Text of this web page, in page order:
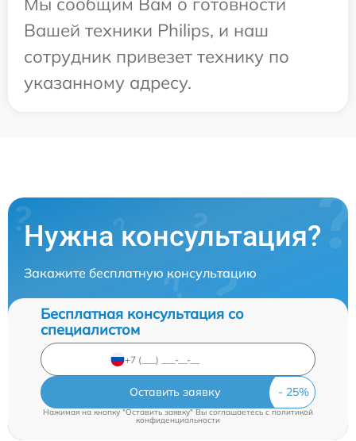
Вашей техники Philips, и наш
сотрудник привезет технику по
указанному адресу.
Нужна консультация?
Закажите бесплатную консультацию
Бесплатная консультация со
специалистом
Оставить заявку
Нажимая на кнопку "Оставить заявку" Вы соглашаетесь c политикой
конфиденциальности